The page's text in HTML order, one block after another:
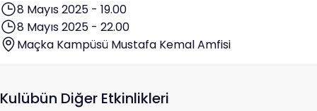
8 Mayıs 2025 - 19.00
8 Mayıs 2025 - 22.00
Maçka Kampüsü Mustafa Kemal Amfisi
Kulübün Diğer Etkinlikleri